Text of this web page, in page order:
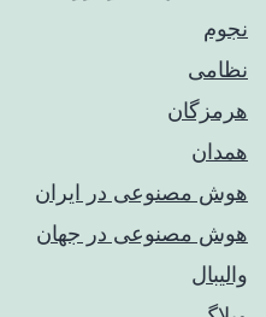
نجوم
نظامی
هرمزگان
همدان
هوش مصنوعی در ایران
هوش مصنوعی در جهان
والیبال